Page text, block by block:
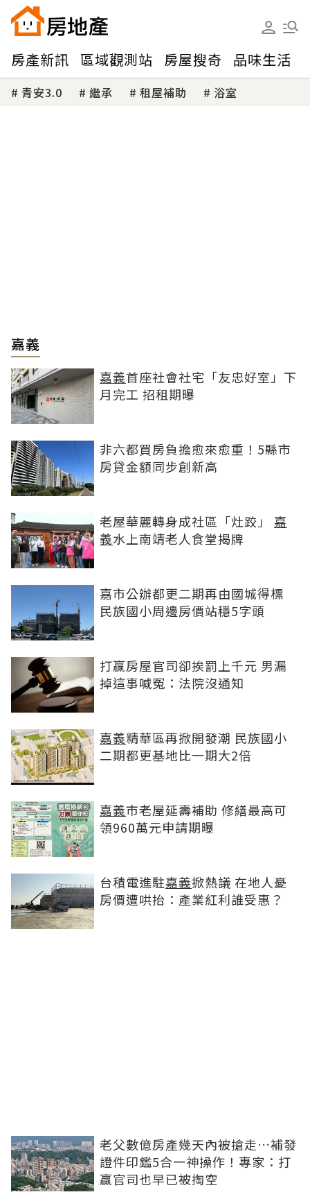
房產新訊 區域觀測站 房屋搜奇 品味生活
青安3.0 繼承 租屋補助 浴室
嘉義
嘉義首座社會社宅「友忠好室」下
月完工 招租期曝
非六都買房負擔愈來愈重！5縣市
房貸金額同步創新高
老屋華麗轉身成社區「灶跤」 嘉
義水上南靖老人食堂揭牌
嘉市公辦都更二期再由國城得標
民族國小周邊房價站穩5字頭
打贏房屋官司卻挨罰上千元 男漏
掉這事喊冤：法院沒通知
嘉義精華區再掀開發潮 民族國小
二期都更基地比一期大2倍
嘉義市老屋延壽補助 修繕最高可
領960萬元申請期曝
台積電進駐嘉義掀熱議 在地人憂
房價遭哄抬：產業紅利誰受惠？
老父數億房產幾天內被搶走…補發
證件印鑑5合一神操作！專家：打
贏官司也早已被掏空